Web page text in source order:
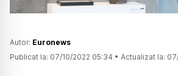
Autor: Euronews
Publicat la: 07/10/2022 05:34 • Actualizat la: